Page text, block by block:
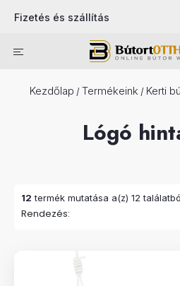
Fizetés és szállítás
Kezdőlap / Termékeink / Kerti
Lógó
12 termék mutatása a(z) 12
Rendezés: